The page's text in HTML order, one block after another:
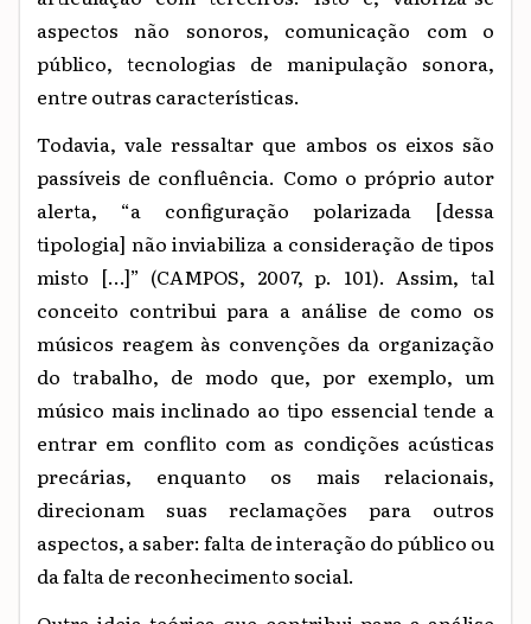
aspectos não sonoros, comunicação com o
público, tecnologias de manipulação sonora,
entre outras características.
Todavia, vale ressaltar que ambos os eixos são
passíveis de confluência. Como o próprio autor
alerta, “a configuração polarizada [dessa
tipologia] não inviabiliza a consideração de tipos
misto […]” (CAMPOS, 2007, p. 101). Assim, tal
conceito contribui para a análise de como os
músicos reagem às convenções da organização
do trabalho, de modo que, por exemplo, um
músico mais inclinado ao tipo essencial tende a
entrar em conflito com as condições acústicas
precárias, enquanto os mais relacionais,
direcionam suas reclamações para outros
aspectos, a saber: falta de interação do público ou
da falta de reconhecimento social.